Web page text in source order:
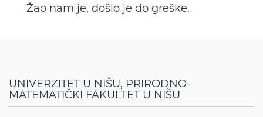
Žao nam je, došlo je do greške.
UNIVERZITET U NIŠU, PRIRODNO-
MATEMATIČKI FAKULTET U NIŠU